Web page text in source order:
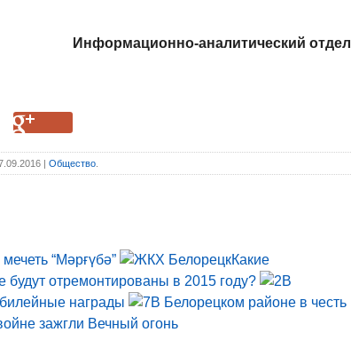
Информационно-аналитический отдел
| Общество
“Мәрғүбә”
Какие
отремонтированы в 2015 году?
В
награды
В Белорецком районе в честь
зажгли Вечный огонь